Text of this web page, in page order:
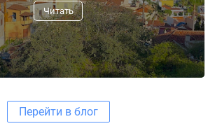
Читать
Перейти в блог